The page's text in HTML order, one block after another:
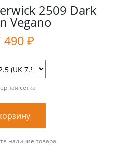
2509 Dark
Vegano
490 ₽
сетка
наличие товара